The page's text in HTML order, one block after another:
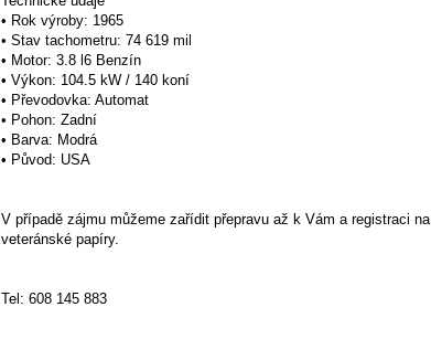
• Rok výroby: 1965
• Stav tachometru: 74 619 mil
• Motor: 3.8 l6 Benzín
• Výkon: 104.5 kW / 140 koní
• Převodovka: Automat
• Pohon: Zadní
• Barva: Modrá
• Původ: USA
V případě zájmu můžeme zařídit přepravu až k Vám a registraci na
veteránské papíry.
Tel: 608 145 883